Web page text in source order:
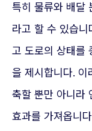
특히 물류와 배달
라고 할 수 있습니
고 도로의 상태를
을 제시합니다. 이
축할 뿐만 아니라
효과를 가져옵니